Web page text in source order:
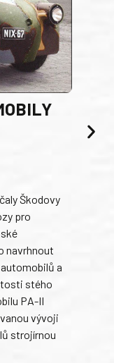
Škodovy
pro
navrhnout
a
stého
PA-II
vývoji
strojírnou